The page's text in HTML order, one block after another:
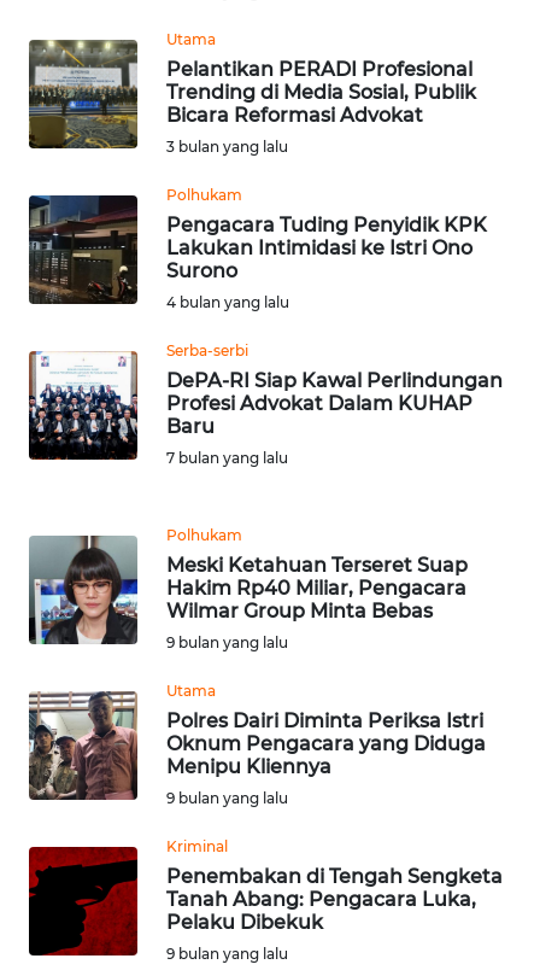
Utama
Pelantikan PERADI Profesional
Trending di Media Sosial, Publik
Bicara Reformasi Advokat
3 bulan yang lalu
Polhukam
Pengacara Tuding Penyidik KPK
Lakukan Intimidasi ke Istri Ono
Surono
4 bulan yang lalu
Serba-serbi
DePA-RI Siap Kawal Perlindungan
Profesi Advokat Dalam KUHAP
Baru
7 bulan yang lalu
Polhukam
Meski Ketahuan Terseret Suap
Hakim Rp40 Miliar, Pengacara
Wilmar Group Minta Bebas
9 bulan yang lalu
Utama
Polres Dairi Diminta Periksa Istri
Oknum Pengacara yang Diduga
Menipu Kliennya
9 bulan yang lalu
Kriminal
Penembakan di Tengah Sengketa
Tanah Abang: Pengacara Luka,
Pelaku Dibekuk
9 bulan yang lalu
DISCLAIMER
Wahana
News
Regional
WN
SUMUT
WN
WN
JABAR
WN
NTT
WN
PAPUA
PAPUA
BARAT
WN